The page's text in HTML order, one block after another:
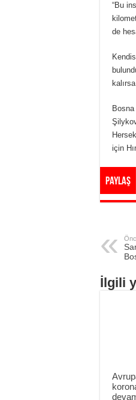
“Bu
de
için
Paylaş
İlgili